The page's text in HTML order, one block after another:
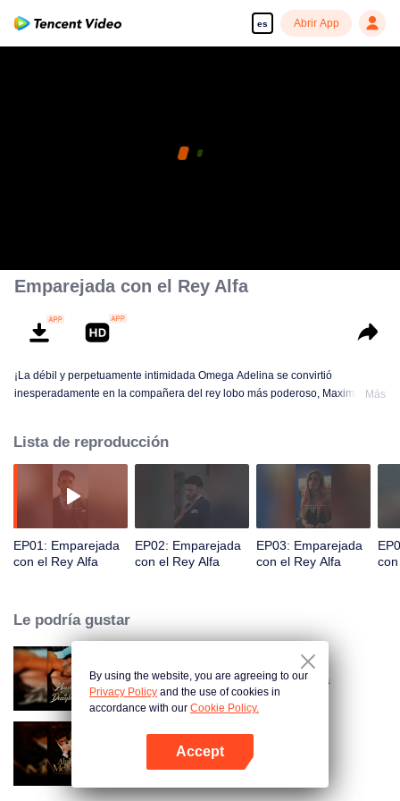
es Abrir App
Emparejada con el Rey Alfa
¡La débil y perpetuamente intimidada Omega Adelina se convirtió
inesperadamente en la compañera del rey lobo más poderoso, Maximus!
también me quieres", susurró seductoramente el rey lobo en el oído de su
delicado compañero Omega mientras se acercaba..."
Más
Lista de reproducción
EP01: Emparejada
con el Rey Alfa
EP02: Emparejada
con el Rey Alfa
EP03: Emparejada
con el Rey Alfa
Le podría gustar
Atado a mi esposa desaparecida
Alfa, por favor márcame
By using the website, you are agreeing to our
Privacy Policy and the use of cookies in
accordance with our Cookie Policy.
Accept